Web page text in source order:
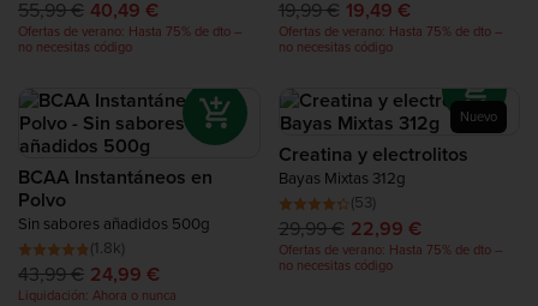
sesiones de entrenamiento intenso.
Esto es particularmente relevante si las sesiones son de
larga duración o son de naturaleza particularmente intensa,
por ejemplo si durante el entrenamiento con pesas se
realizan una gran cantidad de superseries y/o dropsets
(series descendentes sin descanso).
Recuerda mantener la hidratación y la nutrición correcta
durante el entrenamiento. Es muy importante para tu salud.
55,99 € 40,49 €
Ofertas de verano: Hasta 75% de dto –
no necesitas código
19,99 € 19,49 €
Ofertas de verano: Hasta 75% de dto –
no necesitas código
BCAA Instantáneos en
Polvo
Sin sabores añadidos 500g
(1.8k)
43,99 € 24,99 €
Liquidación: Ahora o nunca
Nuevo
Creatina y electrolitos
Bayas Mixtas 312g
(53)
29,99 € 22,99 €
Ofertas de verano: Hasta 75% de dto –
no necesitas código